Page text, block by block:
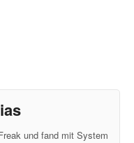
und fand mit System